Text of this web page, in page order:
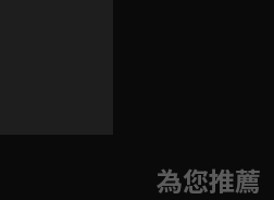
為您推薦